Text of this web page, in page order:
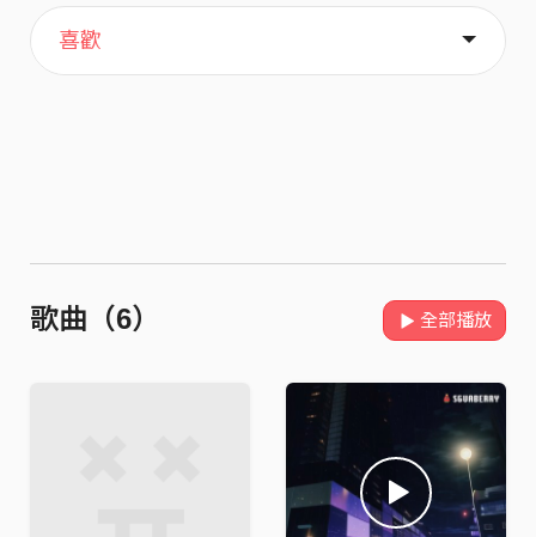
主頁
喜歡
關於
歌曲（6） 全部播放